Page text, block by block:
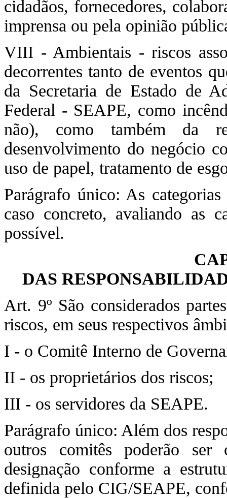
cidadãos, fornecedores,
imprensa ou pela opinião
VIII - Ambientais - riscos
decorrentes tanto de eventos
da Secretaria de Estado de
Federal - SEAPE, como
não), como também da
desenvolvimento do negócio
uso de papel, tratamento de
Parágrafo único: As
caso concreto, avaliando as
possível.
DAS
Art. 9º São considerados
riscos, em seus respectivos
I - o Comitê Interno de
II - os proprietários dos riscos;
III - os servidores da SEAPE.
Parágrafo único: Além dos
outros comitês poderão ser
designação conforme a
definida pelo CIG/SEAPE,